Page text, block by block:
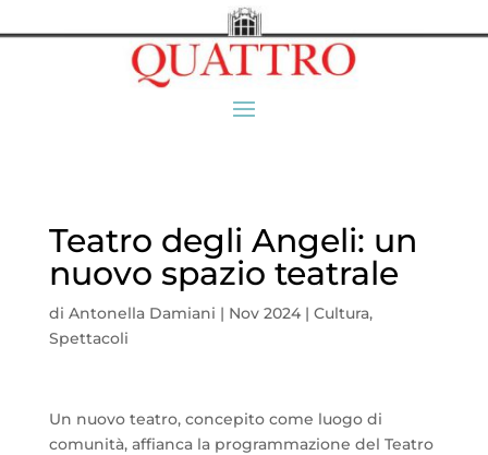
Teatro degli Angeli: un
nuovo spazio teatrale
di Antonella Damiani | Nov 2024| Cultura,
Spettacoli
Un nuovo teatro, concepito come luogo di
comunità, affianca la programmazione del Teatro